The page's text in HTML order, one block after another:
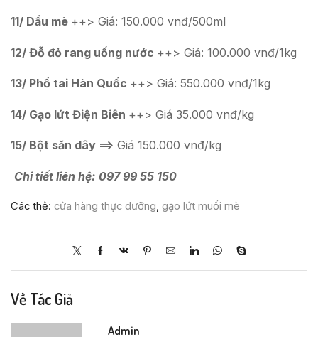
11/ Dầu mè ++> Giá: 150.000 vnđ/500ml
12/ Đỗ đỏ rang uống nước ++> Giá: 100.000 vnđ/1kg
13/ Phổ tai Hàn Quốc ++> Giá: 550.000 vnđ/1kg
14/ Gạo lứt Điện Biên ++> Giá 35.000 vnđ/kg
15/ Bột săn dây ==> Giá 150.000 vnđ/kg
Chi tiết liên hệ: 097 99 55 150
Các thẻ: cửa hàng thực dưỡng gạo lứt muối mè
Về Tác Giả
Admin